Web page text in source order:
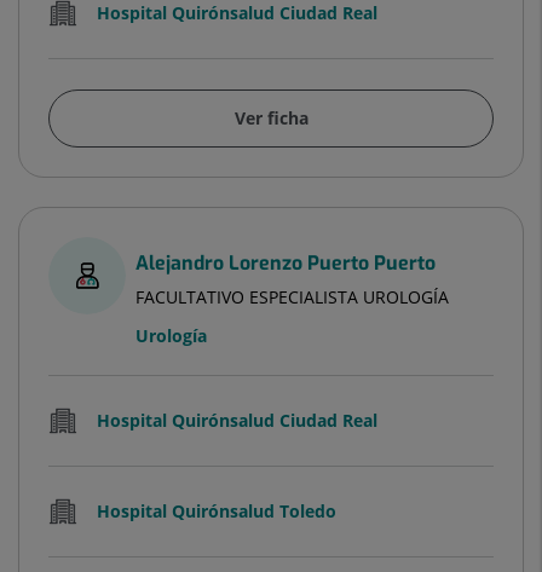
Hospital Quirónsalud Ciudad Real
Ver ficha
Alejandro Lorenzo Puerto Puerto
FACULTATIVO ESPECIALISTA UROLOGÍA
Urología
Hospital Quirónsalud Ciudad Real
Hospital Quirónsalud Toledo